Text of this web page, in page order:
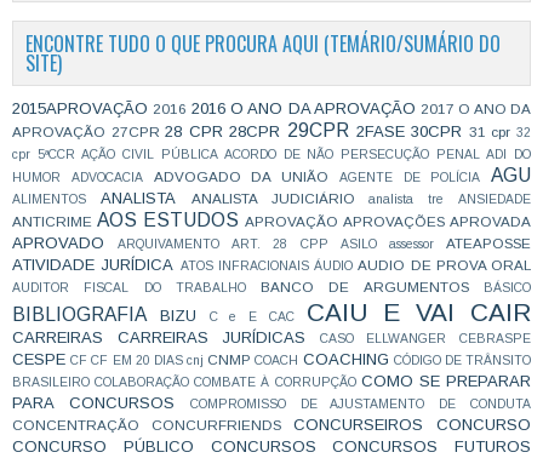
ENCONTRE TUDO O QUE PROCURA AQUI (TEMÁRIO/SUMÁRIO DO
SITE)
2015APROVAÇÃO 2016 2016 O ANO DA APROVAÇÃO 2017 O ANO DA
APROVAÇÃO 27CPR 28 CPR 28CPR 29CPR 2FASE 30CPR 31 cpr 32
cpr
5ªCCR AÇÃO CIVIL PÚBLICA ACORDO DE NÃO PERSECUÇÃO PENAL
ADI DO
HUMOR
ADVOCACIA ADVOGADO DA UNIÃO AGENTE DE POLÍCIA AGU
ALIMENTOS ANALISTA ANALISTA JUDICIÁRIO analista tre ANSIEDADE
ANTICRIME AOS ESTUDOS APROVAÇÃO APROVAÇÕES APROVADA
APROVADO ARQUIVAMENTO ART. 28 CPP ASILO assessor ATEAPOSSE
ATIVIDADE JURÍDICA ATOS INFRACIONAIS ÁUDIO AUDIO DE PROVA ORAL
AUDITOR FISCAL DO TRABALHO BANCO DE ARGUMENTOS BÁSICO
BIBLIOGRAFIA BIZU C e E CAC CAIU E VAI CAIR
CARREIRAS CARREIRAS JURÍDICAS CASO ELLWANGER CEBRASPE
CESPE CF CF EM 20 DIAS cnj CNMP COACH COACHING CÓDIGO DE TRÂNSITO
BRASILEIRO COLABORAÇÃO COMBATE À CORRUPÇÃO COMO SE PREPARAR
PARA CONCURSOS
COMPROMISSO DE AJUSTAMENTO DE CONDUTA
CONCENTRAÇÃO CONCURFRIENDS CONCURSEIROS
CONCURSO
CONCURSO PÚBLICO
CONCURSOS CONCURSOS FUTUROS